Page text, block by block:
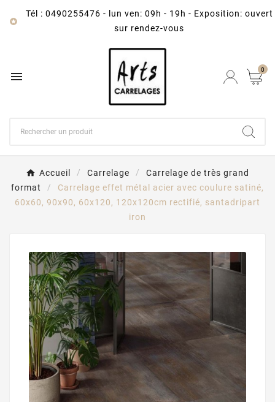

Tél : 0490255476 -
lun ven: 09h - 19h - Exposition: ouvert
sur rendez-vous
 0
Accueil Carrelage
Carrelage de très grand
format
Carrelage effet métal acier avec coulure satiné,
60x60, 90x90, 60x120, 120x120cm rectifié, santadripart
iron